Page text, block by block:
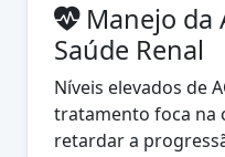
Manejo da
Saúde Renal
Níveis elevados de
tratamento foca na
retardar a